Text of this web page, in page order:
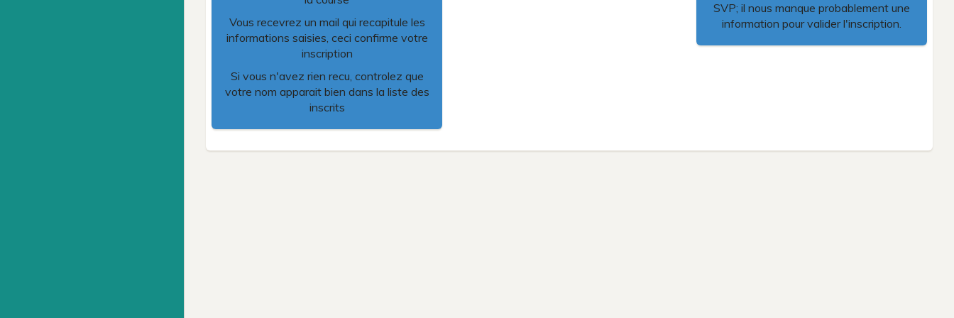
Vous recevrez un mail qui recapitule les
informations saisies, ceci confirme votre
inscription
Si vous n'avez rien recu, controlez que
votre nom apparait bien dans la liste des
inscrits
SVP; il nous manque probablement une
information pour valider l'inscription.